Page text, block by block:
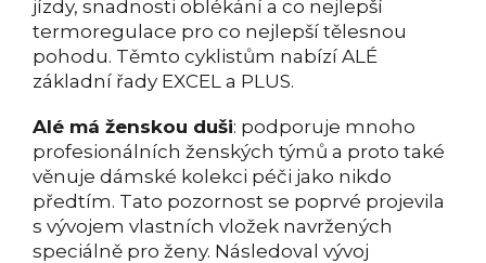
jízdy, snadnosti oblékání a co nejlepší
termoregulace pro co nejlepší tělesnou
pohodu. Těmto cyklistům nabízí ALÉ
základní řady EXCEL a PLUS.
Alé má ženskou duši: podporuje mnoho
profesionálních ženských týmů a proto také
věnuje dámské kolekci péči jako nikdo
předtím. Tato pozornost se poprvé projevila
s vývojem vlastních vložek navržených
speciálně pro ženy. Následoval vývoj